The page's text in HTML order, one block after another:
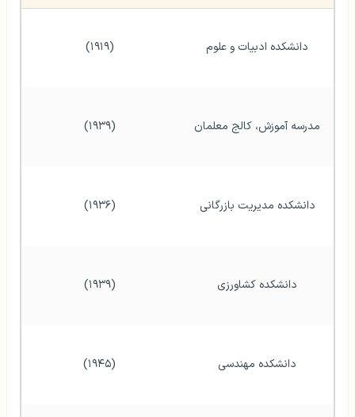
دانشکده ادبیات و علوم (۱۹۱۹)
مدرسه آموزش، کالج معلمان (۱۹۳۹)
دانشکده‌ مدیریت بازرگانی (۱۹۳۶)
دانشکده کشاورزی (۱۹۳۹)
دانشکده مهندسی (۱۹۴۵)